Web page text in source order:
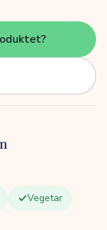
Vegetar